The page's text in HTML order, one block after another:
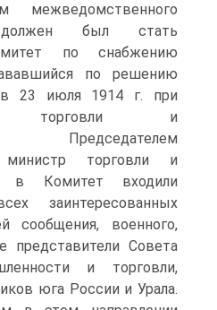
межведомственного
должен был стать
по снабжению
по решению
23 июля 1914 г. при
торговли и
Председателем
торговли и
в Комитет входили
заинтересованных
сообщения, военного,
представители Совета
и торговли,
юга России и Урала.